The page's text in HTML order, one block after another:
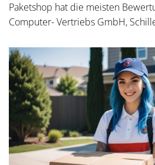
Paketshop hat die meisten
Computer- Vertriebs GmbH,